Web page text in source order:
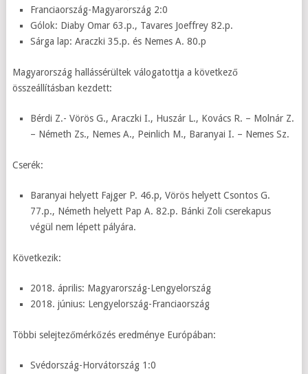
Franciaország-Magyarország 2:0
Gólok: Diaby Omar 63.p., Tavares Joeffrey 82.p.
Sárga lap: Araczki 35.p. és Nemes A. 80.p
Magyarország hallássérültek válogatottja a következő
összeállításban kezdett:
Bérdi Z.- Vörös G., Araczki I., Huszár L., Kovács R. – Molnár Z.
– Németh Zs., Nemes A., Peinlich M., Baranyai I. – Nemes Sz.
Cserék:
Baranyai helyett Fajger P. 46.p, Vörös helyett Csontos G.
77.p., Németh helyett Pap A. 82.p. Bánki Zoli cserekapus
végül nem lépett pályára.
Következik:
2018. április: Magyarország-Lengyelország
2018. június: Lengyelország-Franciaország
Többi selejtezőmérkőzés eredménye Európában:
Svédország-Horvátország 1:0